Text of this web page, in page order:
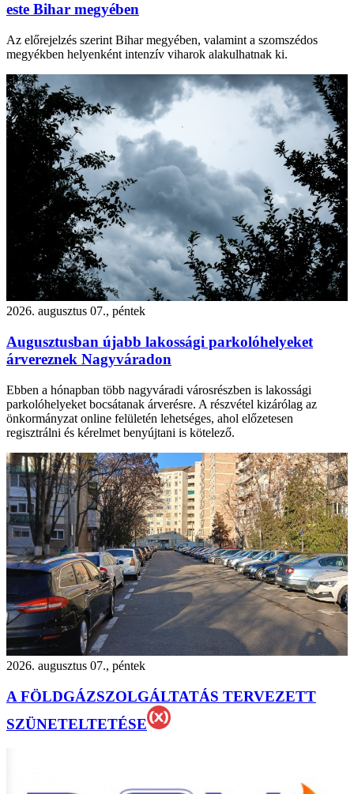
este Bihar megyében
Az előrejelzés szerint Bihar megyében, valamint a szomszédos
megyékben helyenként intenzív viharok alakulhatnak ki.
2026. augusztus 07., péntek
Augusztusban újabb lakossági parkolóhelyeket
árvereznek Nagyváradon
Ebben a hónapban több nagyváradi városrészben is lakossági
parkolóhelyeket bocsátanak árverésre. A részvétel kizárólag az
önkormányzat online felületén lehetséges, ahol előzetesen
regisztrálni és kérelmet benyújtani is kötelező.
2026. augusztus 07., péntek
A FÖLDGÁZSZOLGÁLTATÁS TERVEZETT
SZÜNETELTETÉSE